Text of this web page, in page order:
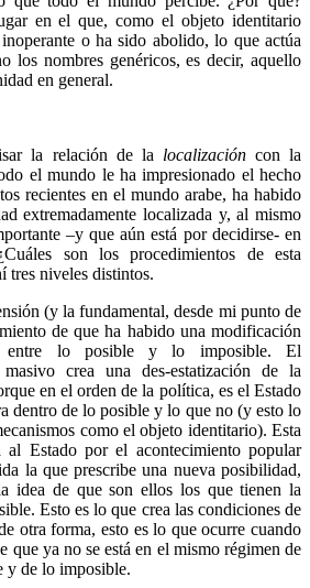
en el que, como el objeto identitario
o ha sido abolido, lo que actúa
los nombres genéricos, es decir, aquello
en general.
la relación de la localizacióncon la
el mundo le ha impresionado el hecho
recientes en el mundo arabe, ha habido
extremadamente localizada y, al mismo
–y que aún está por decidirse- en
son los procedimientos de esta
tres niveles distintos.
(y la fundamental, desde mi punto de
de que ha habido una modificación
entre lo posible y lo imposible. El
crea una des-estatización de la
en el orden de la política, es el Estado
dentro de lo posible y lo que no (y esto lo
como el objeto identitario). Esta
al Estado por el acontecimiento popular
la que prescribe una nueva posibilidad,
idea de que son ellos los que tienen la
Esto es lo que crea las condiciones de
otra forma, esto es lo que ocurre cuando
que ya no se está en el mismo régimen de
y de lo imposible.